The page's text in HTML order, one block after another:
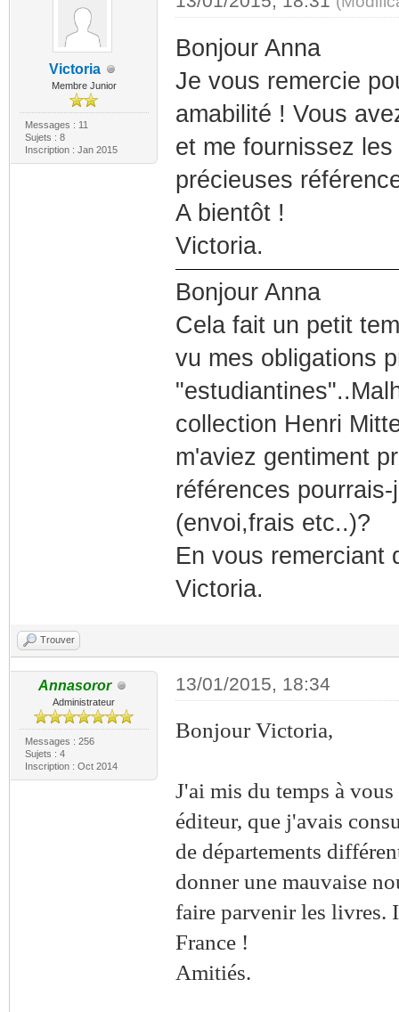
Victoria
Membre Junior
Messages : 11
Sujets : 8
Inscription : Jan 2015
Bonjour Anna
Je vous remercie
amabilité ! Vous
et me fournissez
précieuses
A bientôt !
Victoria.
Bonjour Anna
Cela fait un petit
vu mes obligations
collection Henri
m'aviez gentiment
références
(envoi,frais etc..)?
En vous remerciant
Victoria.
Trouver
Annasoror
Administrateur
Messages : 256
Sujets : 4
Inscription : Oct 2014
13/01/2015, 18:34
Bonjour Victoria,
J'ai mis du temps à
éditeur, que j'avais
de départements
donner une mauvaise
faire parvenir les livres.
France !
Amitiés.